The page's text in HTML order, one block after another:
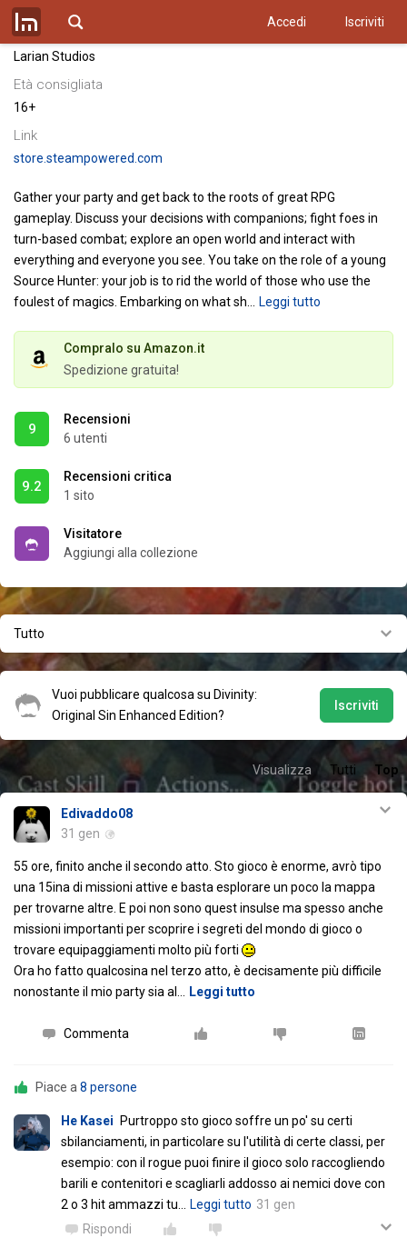
Accedi Iscriviti
Maximum Games
Sviluppatore
Larian Studios
Età consigliata
16+
Link
store.steampowered.com
Gather your party and get back to the roots of great RPG
gameplay. Discuss your decisions with companions; fight foes in
turn-based combat; explore an open world and interact with
everything and everyone you see. You take on the role of a young
Source Hunter: your job is to rid the world of those who use the
foulest of magics. Embarking on what sh
Leggi tutto
Compralo su Amazon.it
Spedizione gratuita!
9
Recensioni
6 utenti
9.2
Recensioni critica
1 sito
Visitatore
Aggiungi alla collezione
Tutto
Vuoi pubblicare qualcosa su Divinity:
Original Sin Enhanced Edition?
Iscriviti
Visualizza Tutti Top
Edivaddo08
31 gen
55 ore, finito anche il secondo atto. Sto gioco è enorme, avrò tipo
una 15ina di missioni attive e basta esplorare un poco la mappa
per trovarne altre. E poi non sono quest insulse ma spesso anche
missioni importanti per scoprire i segreti del mondo di gioco o
trovare equipaggiamenti molto più forti
Ora ho fatto qualcosina nel terzo atto, è decisamente più difficile
nonostante il mio party sia al
Leggi tutto
Commenta
Piace a 8 persone
He Kasei Purtroppo sto gioco soffre un po' su certi
sbilanciamenti, in particolare su l'utilità di certe classi, per
esempio: con il rogue puoi finire il gioco solo raccogliendo
barili e contenitori e scagliarli addosso ai nemici dove con
2 o 3 hit ammazzi tu
Leggi tutto 31 gen
Rispondi